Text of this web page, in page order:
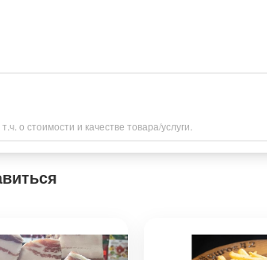
о стоимости и качестве товара/услуги.